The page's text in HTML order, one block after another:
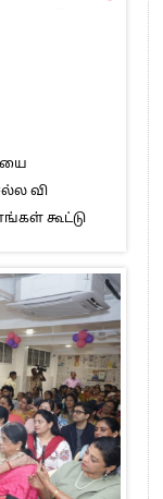
வி
கூட்டு